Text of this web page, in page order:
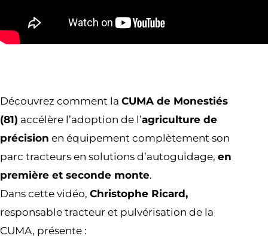
Découvrez comment la CUMA de Monestiés
(81) accélère l’adoption de l’agriculture de
précision en équipement complètement son
parc tracteurs en solutions d’autoguidage, en
première et seconde monte.
Dans cette vidéo, Christophe Ricard,
responsable tracteur et pulvérisation de la
CUMA, présente :